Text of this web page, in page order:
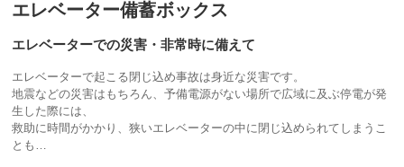
エレベーター備蓄ボックス
エレベーターでの災害・非常時に備えて
エレベーターで起こる閉じ込め事故は身近な災害です。
地震などの災害はもちろん、予備電源がない場所で広域に及ぶ停電が発
生した際には、
救助に時間がかかり、狭いエレベーターの中に閉じ込められてしまうこ
とも…